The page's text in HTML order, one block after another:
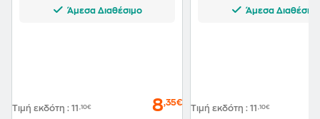
Άμεσα Διαθέσιμο
Τιμή εκδότη : 11,10€ 8,35€
Άμεσα Διαθέσιμο
Τιμή εκδότη : 11,10€